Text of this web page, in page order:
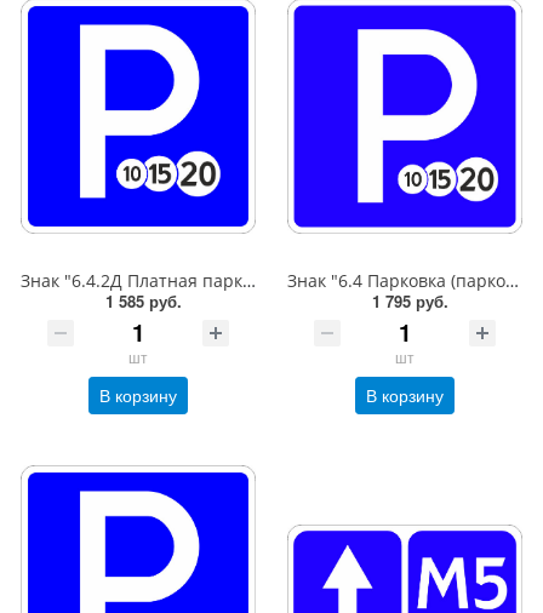
Знак "6.4.2Д Платная парковка для автотранспорта»,B=600,Тип А Коммерческая (3 года),металл 0.8 мм
1 585 руб.
шт
В корзину
Знак "6.4 Парковка (парковочное место)",B=600,Тип А (1б) Микропризм. (7-9 лет)металл 0.8 мм
1 795 руб.
шт
В корзину